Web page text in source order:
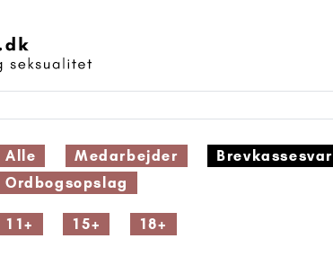
Alle Medarbejder Brevkassesvar
Ordbogsopslag
11+ 15+ 18+